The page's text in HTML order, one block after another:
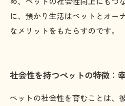
に、預かり生活はペットとオー
なメリットをもたらすのです。
社会性を持つペットの特徴：
ペットの社会性を育むことは、